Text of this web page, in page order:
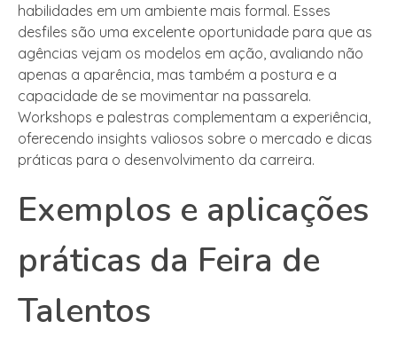
habilidades em um ambiente mais formal. Esses
desfiles são uma excelente oportunidade para que as
agências vejam os modelos em ação, avaliando não
apenas a aparência, mas também a postura e a
capacidade de se movimentar na passarela.
Workshops e palestras complementam a experiência,
oferecendo insights valiosos sobre o mercado e dicas
práticas para o desenvolvimento da carreira.
Exemplos e aplicações
práticas da Feira de
Talentos